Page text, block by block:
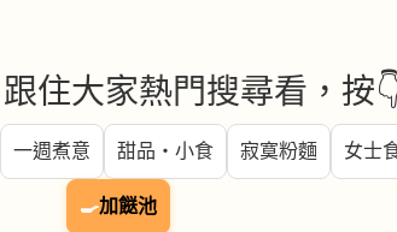
住大家熱門搜尋看，按
一週煮意 甜品・小食 寂寞粉麵 女士
🍳加餸池